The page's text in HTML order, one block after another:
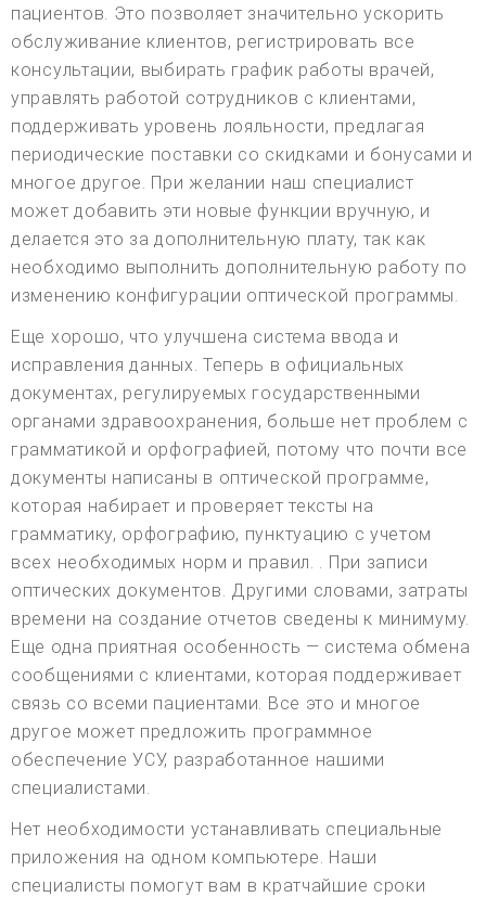
пациентов. Это позволяет значительно ускорить
обслуживание клиентов, регистрировать все
консультации, выбирать график работы врачей,
управлять работой сотрудников с клиентами,
поддерживать уровень лояльности, предлагая
периодические поставки со скидками и бонусами и
многое другое. При желании наш специалист
может добавить эти новые функции вручную, и
делается это за дополнительную плату, так как
необходимо выполнить дополнительную работу по
изменению конфигурации оптической программы.
Еще хорошо, что улучшена система ввода и
исправления данных. Теперь в официальных
документах, регулируемых государственными
органами здравоохранения, больше нет проблем с
грамматикой и орфографией, потому что почти все
документы написаны в оптической программе,
которая набирает и проверяет тексты на
грамматику, орфографию, пунктуацию с учетом
всех необходимых норм и правил. . При записи
оптических документов. Другими словами, затраты
времени на создание отчетов сведены к минимуму.
Еще одна приятная особенность — система обмена
сообщениями с клиентами, которая поддерживает
связь со всеми пациентами. Все это и многое
другое может предложить программное
обеспечение УСУ, разработанное нашими
специалистами.
Нет необходимости устанавливать специальные
приложения на одном компьютере. Наши
специалисты помогут вам в кратчайшие сроки